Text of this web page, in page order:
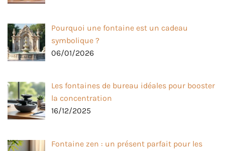
Pourquoi une fontaine est un cadeau
symbolique ?
06/01/2026
Les fontaines de bureau idéales pour booster
la concentration
16/12/2025
Fontaine zen : un présent parfait pour les